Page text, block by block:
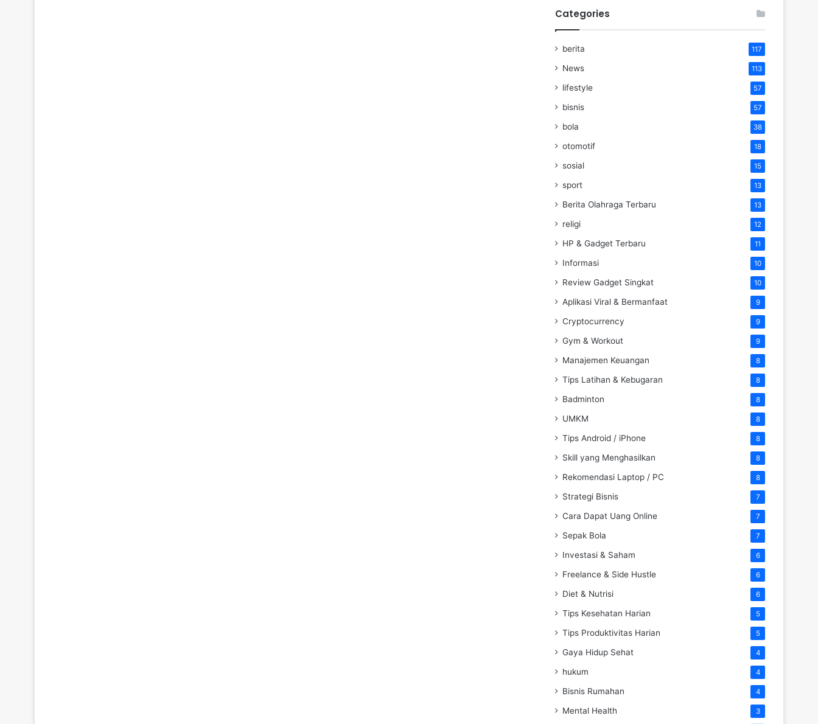
Categories
berita 117
News 113
lifestyle 57
bisnis 57
bola 38
otomotif 18
sosial 15
sport 13
Berita Olahraga Terbaru 13
religi 12
HP & Gadget Terbaru 11
Informasi 10
Review Gadget Singkat 10
Aplikasi Viral & Bermanfaat 9
Cryptocurrency 9
Gym & Workout 9
Manajemen Keuangan 8
Tips Latihan & Kebugaran 8
Badminton 8
UMKM 8
Tips Android / iPhone 8
Skill yang Menghasilkan 8
Rekomendasi Laptop / PC 8
Strategi Bisnis 7
Cara Dapat Uang Online 7
Sepak Bola 7
Investasi & Saham 6
Freelance & Side Hustle 6
Diet & Nutrisi 6
Tips Kesehatan Harian 5
Tips Produktivitas Harian 5
Gaya Hidup Sehat 4
hukum 4
Bisnis Rumahan 4
Mental Health 3